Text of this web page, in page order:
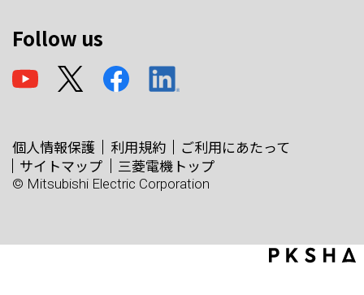
Follow us
個人情報保護 利用規約
ご利用にあたって
サイトマップ
三菱電機トップ
© Mitsubishi Electric Corporation